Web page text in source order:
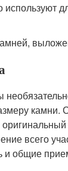
используют
камни.
всего
и общие